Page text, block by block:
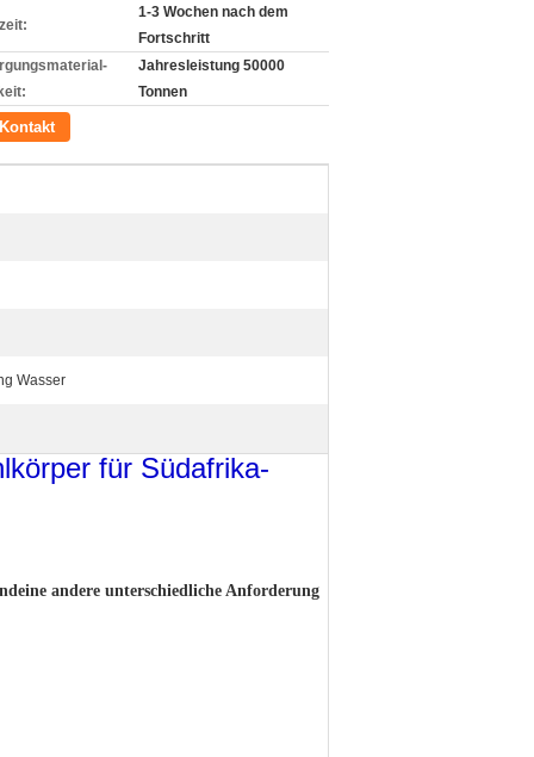
1-3 Wochen nach dem
Fortschritt
Jahresleistung 50000
Tonnen
Kontakt
Wasser
für Südafrika-
andere unterschiedliche Anforderung